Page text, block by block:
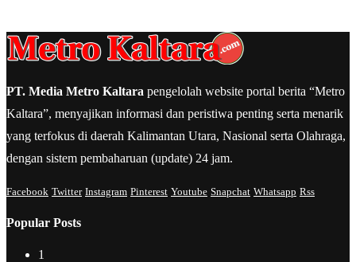
PT. Media Metro Kaltara pengelolah website portal berita “Metro
Kaltara”, menyajikan informasi dan peristiwa penting serta menarik
yang terfokus di daerah Kalimantan Utara, Nasional serta Olahraga,
dengan sistem pembaharuan (update) 24 jam.
Facebook Twitter Instagram Pinterest Youtube Snapchat Whatsapp Rss
Popular Posts
1